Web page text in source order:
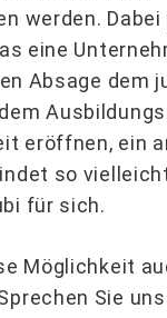
werden.
eine
Absage dem
eröffnen, ein
so
für sich.
Möglichkeit
Sie